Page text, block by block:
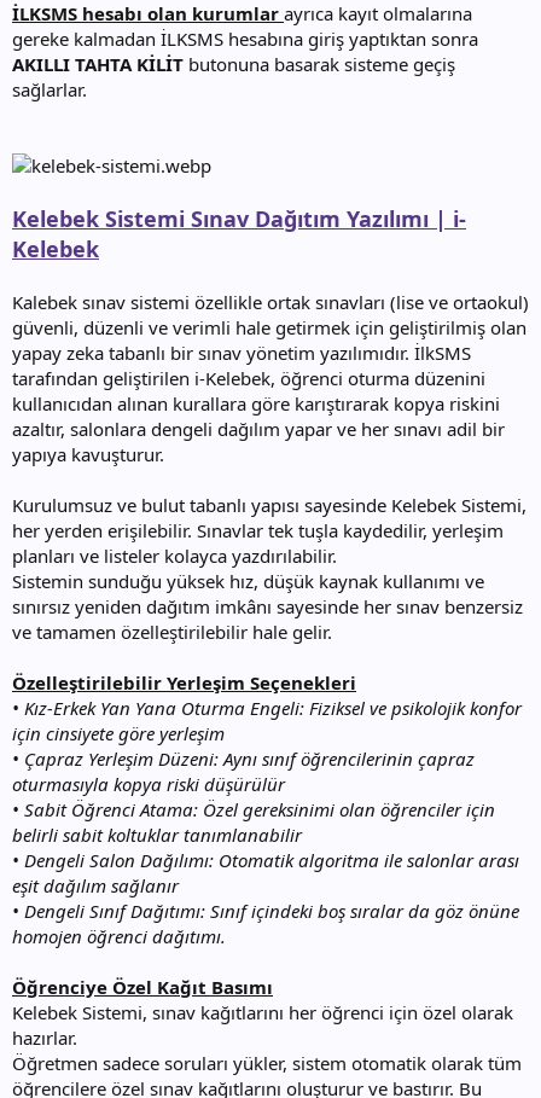
İLKSMS hesabı olan kurumlar ayrıca kayıt olmalarına
gereke kalmadan İLKSMS hesabına giriş yaptıktan sonra
AKILLI TAHTA KİLİT butonuna basarak sisteme geçiş
sağlarlar.
Kelebek Sistemi Sınav Dağıtım Yazılımı | i-
Kelebek
Kalebek sınav sistemi özellikle ortak sınavları (lise ve ortaokul)
güvenli, düzenli ve verimli hale getirmek için geliştirilmiş olan
yapay zeka tabanlı bir sınav yönetim yazılımıdır. İlkSMS
tarafından geliştirilen i-Kelebek, öğrenci oturma düzenini
kullanıcıdan alınan kurallara göre karıştırarak kopya riskini
azaltır, salonlara dengeli dağılım yapar ve her sınavı adil bir
yapıya kavuşturur.
Kurulumsuz ve bulut tabanlı yapısı sayesinde Kelebek Sistemi,
her yerden erişilebilir. Sınavlar tek tuşla kaydedilir, yerleşim
planları ve listeler kolayca yazdırılabilir.
Sistemin sunduğu yüksek hız, düşük kaynak kullanımı ve
sınırsız yeniden dağıtım imkânı sayesinde her sınav benzersiz
ve tamamen özelleştirilebilir hale gelir.
Özelleştirilebilir Yerleşim Seçenekleri
• Kız-Erkek Yan Yana Oturma Engeli: Fiziksel ve psikolojik konfor
için cinsiyete göre yerleşim
• Çapraz Yerleşim Düzeni: Aynı sınıf öğrencilerinin çapraz
oturmasıyla kopya riski düşürülür
• Sabit Öğrenci Atama: Özel gereksinimi olan öğrenciler için
belirli sabit koltuklar tanımlanabilir
• Dengeli Salon Dağılımı: Otomatik algoritma ile salonlar arası
eşit dağılım sağlanır
• Dengeli Sınıf Dağıtımı: Sınıf içindeki boş sıralar da göz önüne
homojen öğrenci dağıtımı.
Öğrenciye Özel Kağıt Basımı
Kelebek Sistemi, sınav kağıtlarını her öğrenci için özel olarak
hazırlar.
Öğretmen sadece soruları yükler, sistem otomatik olarak tüm
öğrencilere özel sınav kağıtlarını oluşturur ve bastırır. Bu